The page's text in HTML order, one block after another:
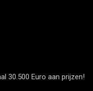
30.500 Euro aan prijzen!